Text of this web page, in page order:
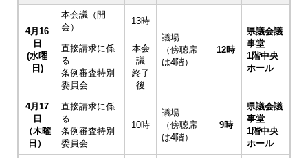
4月16
日
(水曜
日)
本会議（開
会）
13時
議場
（傍聴席
は4階）
12時
県議会議
事堂
1階中央
ホール
直接請求に係
る
条例審査特別
委員会
本会
議
終了
後
4月17
日
（木曜
日）
直接請求に係
る
条例審査特別
委員会
10時
議場
（傍聴席
は4階）
9時
県議会議
事堂
1階中央
ホール